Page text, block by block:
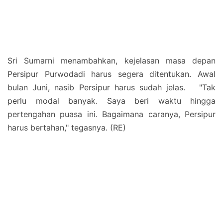
Sri Sumarni menambahkan, kejelasan masa depan
Persipur Purwodadi harus segera ditentukan. Awal
bulan Juni, nasib Persipur harus sudah jelas. "Tak
perlu modal banyak. Saya beri waktu hingga
pertengahan puasa ini. Bagaimana caranya, Persipur
harus bertahan," tegasnya. (RE)